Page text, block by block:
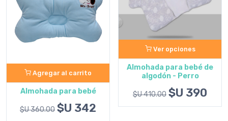
Agregar al carrito
Almohada para bebé
$U 360.00 $U 342
Ver opciones
Almohada para bebé de
algodón - Perro
$U 410.00 $U 390